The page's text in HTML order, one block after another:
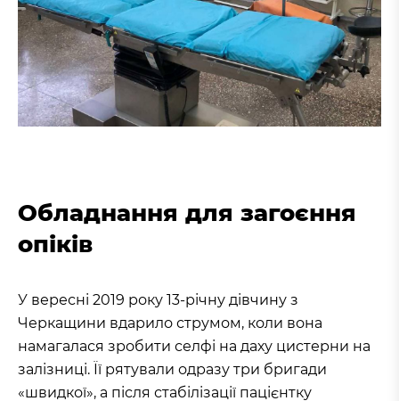
Обладнання для загоєння
опіків
У вересні 2019 року 13-річну дівчину з
Черкащини вдарило струмом, коли вона
намагалася зробити селфі на даху цистерни на
залізниці. Її рятували одразу три бригади
«швидкої», а після стабілізації пацієнтку